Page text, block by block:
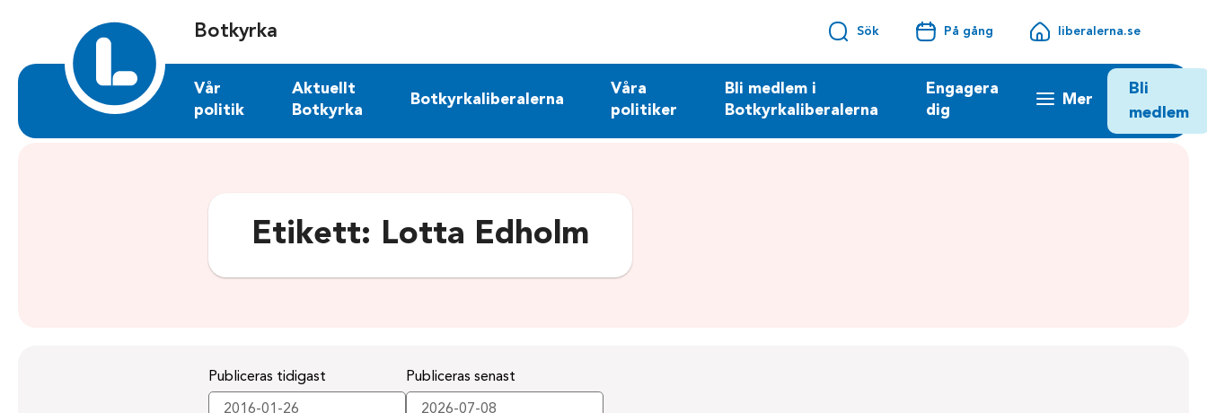
Botkyrka Sök På gång liberalerna.se
Vår
politik
Aktuellt
Botkyrka
Botkyrkaliberalerna
Våra
politiker
Bli medlem i
Botkyrkaliberalerna
Engagera
dig
Mer
Bli
medlem
Etikett: Lotta Edholm
Publiceras tidigast Publiceras senast